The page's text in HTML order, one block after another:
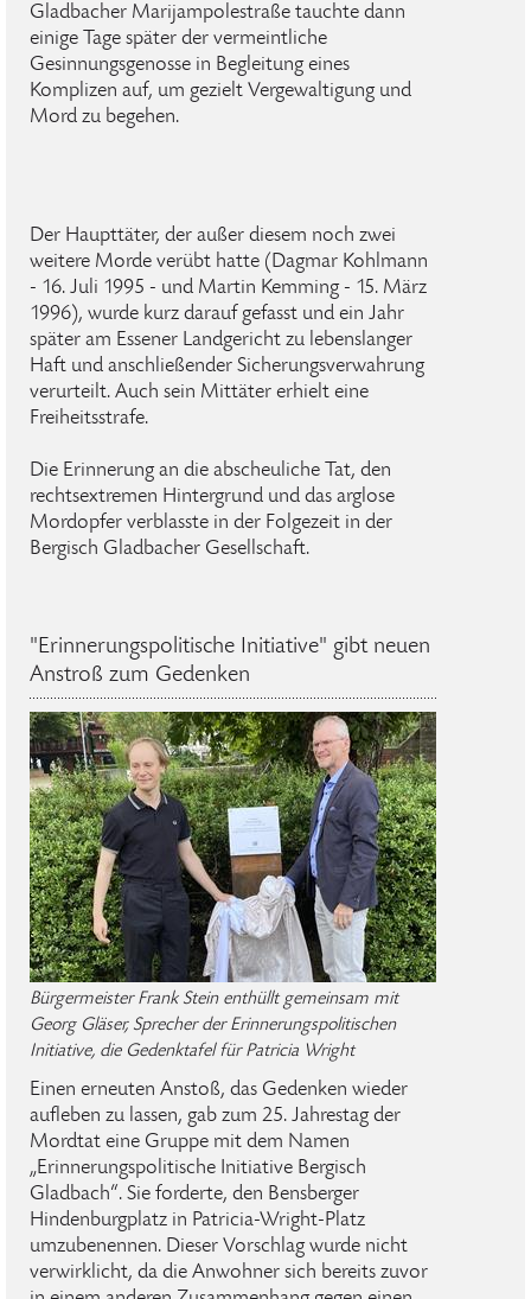
Gladbacher Marijampolestraße tauchte dann
einige Tage später der vermeintliche
Gesinnungsgenosse in Begleitung eines
Komplizen auf, um gezielt Vergewaltigung und
Mord zu begehen.
Der Haupttäter, der außer diesem noch zwei
weitere Morde verübt hatte (Dagmar Kohlmann
- 16. Juli 1995 - und Martin Kemming - 15. März
1996), wurde kurz darauf gefasst und ein Jahr
später am Essener Landgericht zu lebenslanger
Haft und anschließender Sicherungsverwahrung
verurteilt. Auch sein Mittäter erhielt eine
Freiheitsstrafe.
Die Erinnerung an die abscheuliche Tat, den
rechtsextremen Hintergrund und das arglose
Mordopfer verblasste in der Folgezeit in der
Bergisch Gladbacher Gesellschaft.
"Erinnerungspolitische Initiative" gibt neuen
Anstroß zum Gedenken
Bürgermeister Frank Stein enthüllt gemeinsam mit
Georg Gläser, Sprecher der Erinnerungspolitischen
Initiative, die Gedenktafel für Patricia Wright
Einen erneuten Anstoß, das Gedenken wieder
aufleben zu lassen, gab zum 25. Jahrestag der
Mordtat eine Gruppe mit dem Namen
„Erinnerungspolitische Initiative Bergisch
Gladbach“. Sie forderte, den Bensberger
Hindenburgplatz in Patricia-Wright-Platz
umzubenennen. Dieser Vorschlag wurde nicht
verwirklicht, da die Anwohner sich bereits zuvor